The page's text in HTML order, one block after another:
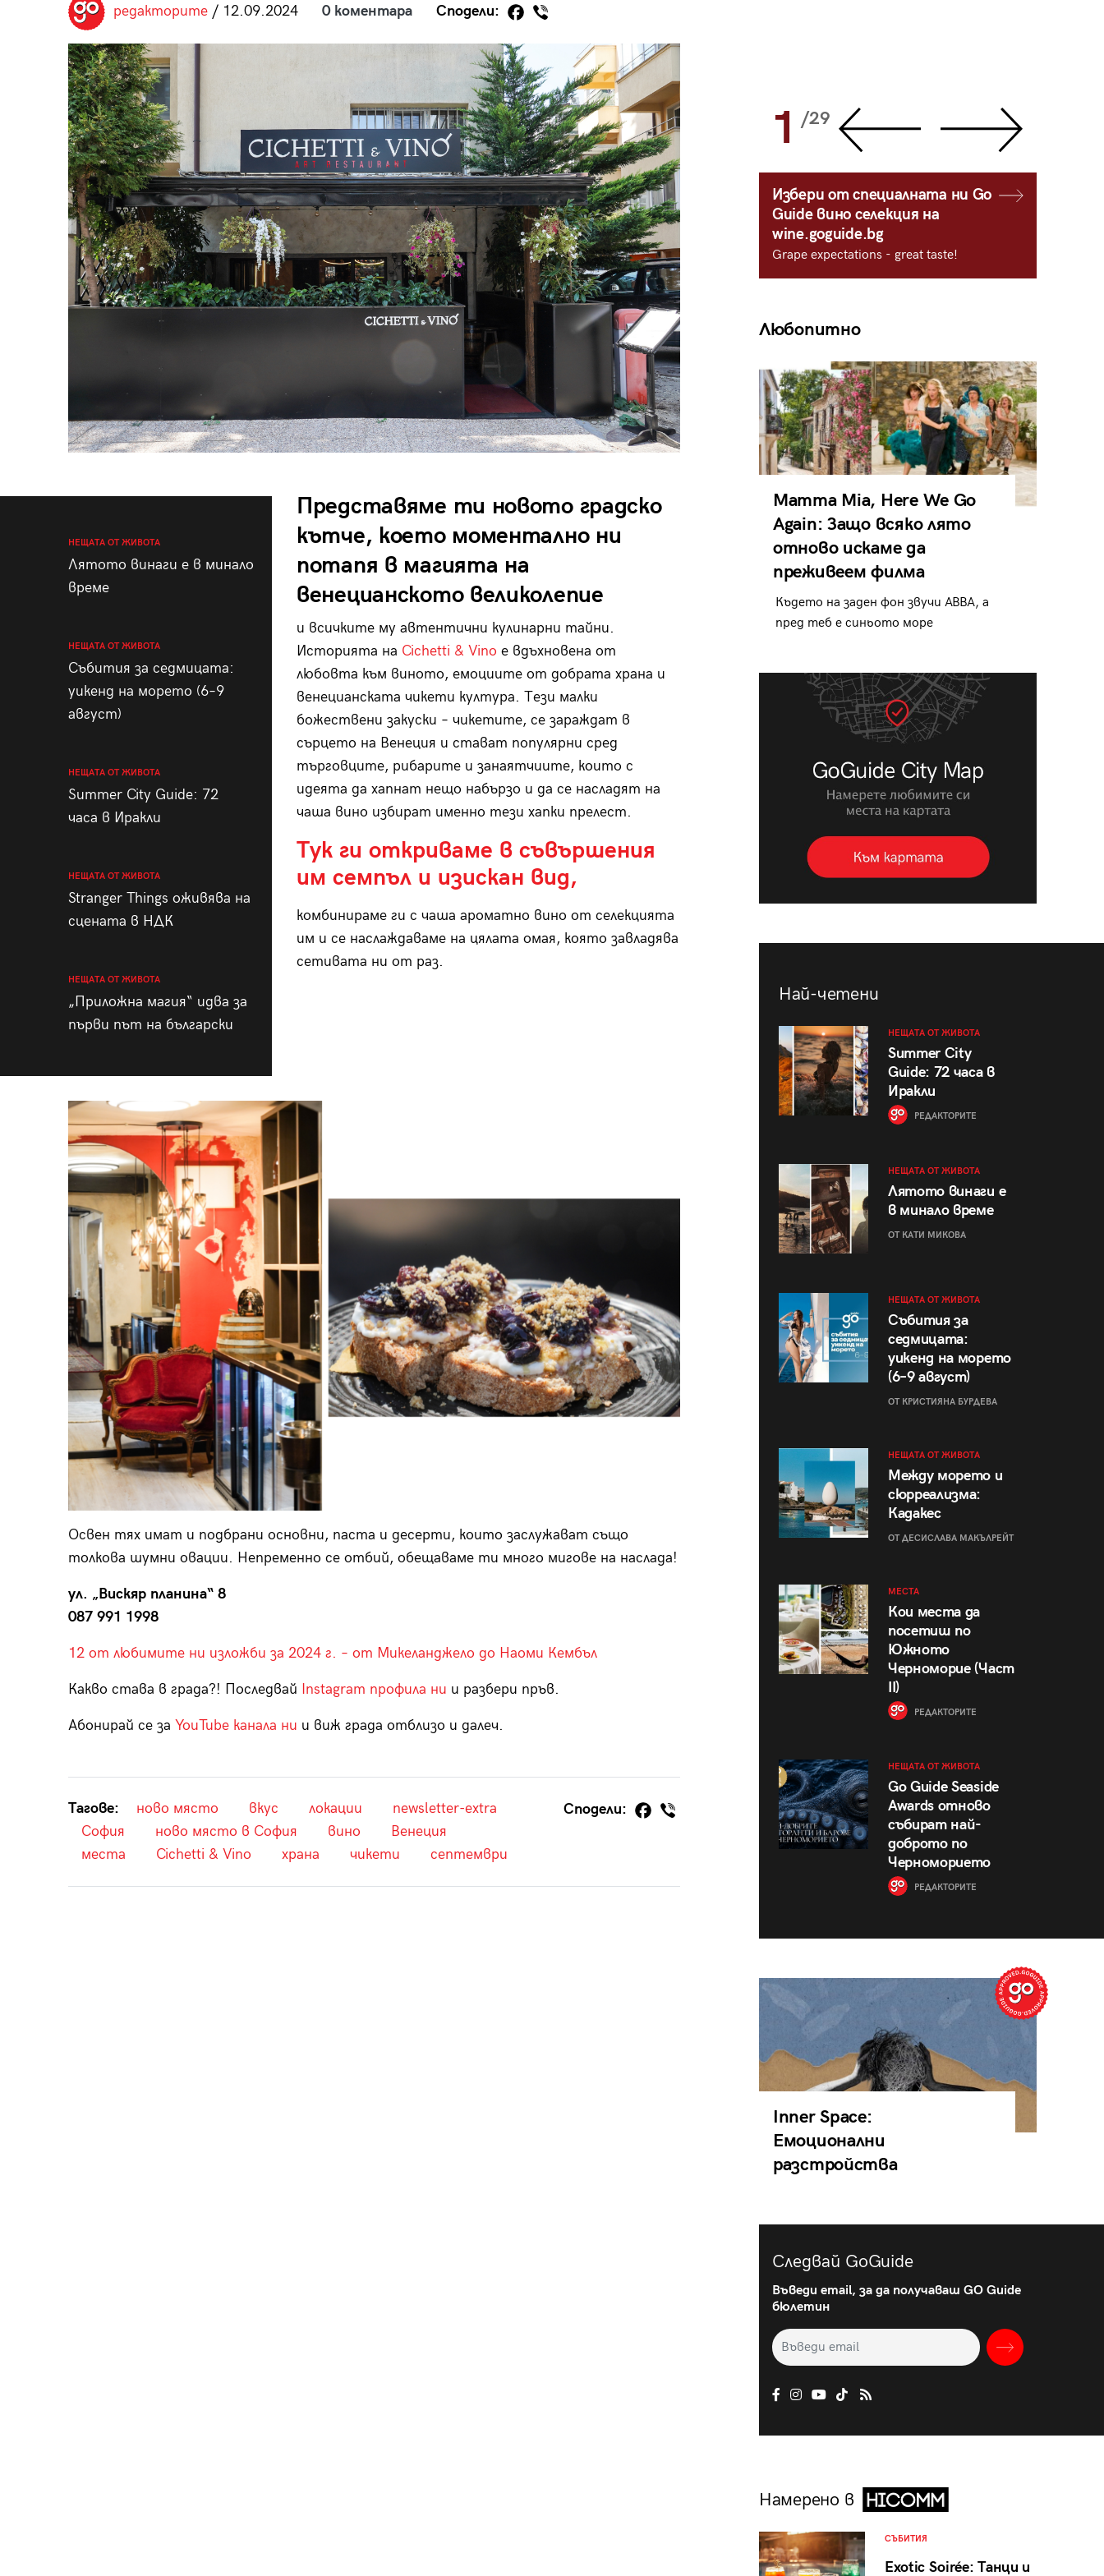
редакторите/ 12.09.2024 0 коментара Сподели:
НЕЩАТА ОТ ЖИВОТА
Лятото винаги е в минало
време
НЕЩАТА ОТ ЖИВОТА
Събития за седмицата:
уикенд на морето (6–9
август)
НЕЩАТА ОТ ЖИВОТА
Summer City Guide: 72
часа в Иракли
НЕЩАТА ОТ ЖИВОТА
Stranger Things оживява на
сцената в НДК
НЕЩАТА ОТ ЖИВОТА
„Приложна магия“ идва за
първи път на български
Представяме ти новото градско
кътче, което моментално ни
потапя в магията на
венецианското великолепие
и всичките му автентични кулинарни тайни.
Историята на Cichetti & Vino е вдъхновена от
любовта към виното, емоциите от добрата храна и
венецианската чикети култура. Тези малки
божествени закуски – чикетите, се зараждат в
сърцето на Венеция и стават популярни сред
търговците, рибарите и занаятчиите, които с
идеята да хапнат нещо набързо и да се насладят на
чаша вино избират именно тези хапки прелест.
Тук ги откриваме в съвършения
им семпъл и изискан вид,
комбинираме ги с чаша ароматно вино от селекцията
им и се наслаждаваме на цялата омая, която завладява
сетивата ни от раз.
Освен тях имат и подбрани основни, паста и десерти, които заслужават също
толкова шумни овации. Непременно се отбий, обещаваме ти много мигове на наслада!
ул. „Вискяр планина“ 8
087 991 1998
12 от любимите ни изложби за 2024 г. – от Микеланджело до Наоми Кембъл
Какво става в града?! Последвай Instagram профила ни и разбери пръв.
Абонирай се за YouTube канала ни и виж града отблизо и далеч.
Тагове: ново място вкус локации
newsletter-extra
София
ново място в София вино
Венеция
места
Cichetti & Vino храна чикети септември
Сподели:
28 29/29 1 /29
Избери от специалната ни Go
Guide вино селекция на
wine.goguide.bg
Grape expectations - great taste!
Любопитно
Mamma Mia, Here We Go
Again: Защо всяко лято
отново искаме да
преживеем филма
Където на заден фон звучи ABBA, а
пред теб е синьото море
Най-четени
НЕЩАТА ОТ ЖИВОТА
Summer City
Guide: 72 часа в
Иракли
РЕДАКТОРИТЕ
НЕЩАТА ОТ ЖИВОТА
Лятото винаги е
в минало време
ОТ КАТИ МИКОВА
НЕЩАТА ОТ ЖИВОТА
Събития за
седмицата:
уикенд на морето
(6–9 август)
ОТ КРИСТИЯНА БУРДЕВА
НЕЩАТА ОТ ЖИВОТА
Между морето и
сюрреализма:
Кадакес
ОТ ДЕСИСЛАВА МАКЪЛРЕЙТ
МЕСТА
Кои места да
посетиш по
Южното
Черноморие (Част
II)
РЕДАКТОРИТЕ
НЕЩАТА ОТ ЖИВОТА
Go Guide Seaside
Awards отново
събират най-
доброто по
Черноморието
РЕДАКТОРИТЕ
Inner Space:
Емоционални
разстройства
Следвай GoGuide
Въведи email, за да получаваш GO Guide
бюлетин
Намерено в
СЪБИТИЯ
Exotic Soirée: Танци и